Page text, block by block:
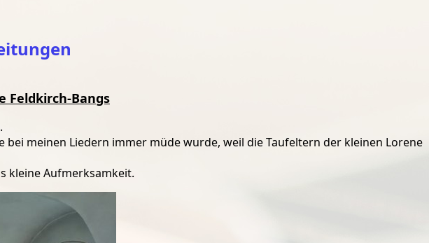
Feldkirch-Bangs
meinen Liedern immer müde wurde, weil die Taufeltern der kleinen Lorene
kleine Aufmerksamkeit.